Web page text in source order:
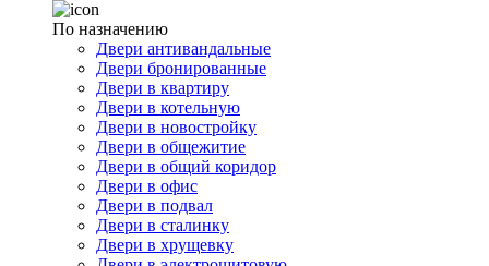
По назначению
Двери антивандальные
Двери бронированные
Двери в квартиру
Двери в котельную
Двери в новостройку
Двери в общежитие
Двери в общий коридор
Двери в офис
Двери в подвал
Двери в сталинку
Двери в хрущевку